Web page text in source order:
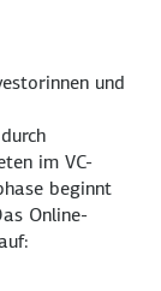
und
im VC-
beginnt
Online-